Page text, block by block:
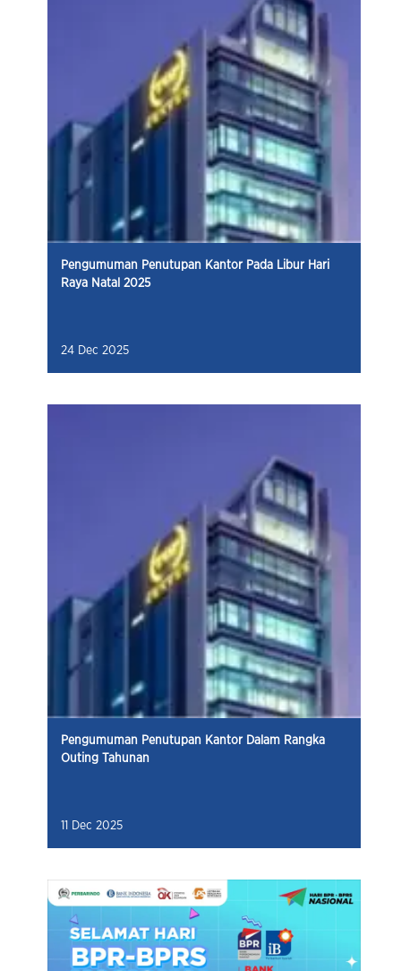
Pengumuman Penutupan Kantor Pada Libur Hari
Raya Natal 2025
24 Dec 2025
Pengumuman Penutupan Kantor Dalam Rangka
Outing Tahunan
11 Dec 2025